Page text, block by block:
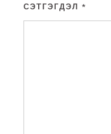
СЭТГЭГДЭЛ *